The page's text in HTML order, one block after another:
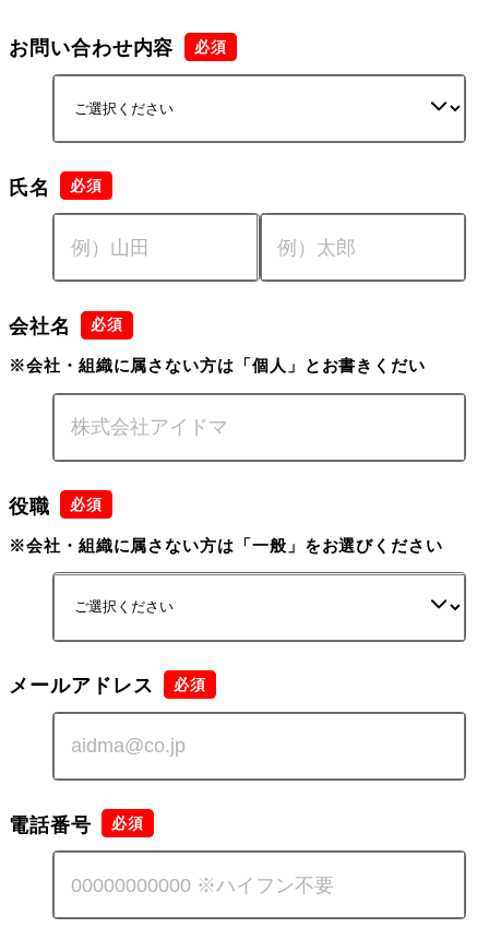
お問い合わせ内容
氏名
会社名
※会社・組織に属さない方は「個人」とお書きくだい
役職
※会社・組織に属さない方は「一般」をお選びください
メールアドレス
電話番号